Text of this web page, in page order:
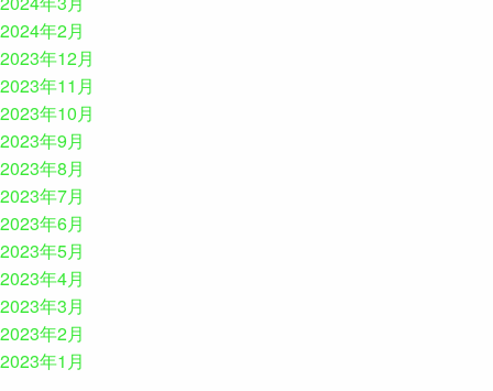
2024年2月
2023年12月
2023年11月
2023年10月
2023年9月
2023年8月
2023年7月
2023年6月
2023年5月
2023年4月
2023年3月
2023年2月
2023年1月